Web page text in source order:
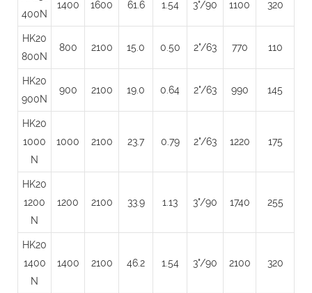
400N
1400 1600 61.6 1.54 3"/90 1100 320
HK20
800N
800 2100 15.0 0.50 2"/63 770 110
HK20
900N
900 2100 19.0 0.64 2"/63 990 145
HK20
1000
N
1000 2100 23.7 0.79 2"/63 1220 175
HK20
1200
N
1200 2100 33.9 1.13 3"/90 1740 255
HK20
1400
N
1400 2100 46.2 1.54 3"/90 2100 320